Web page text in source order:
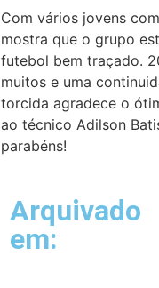
Com vários jovens
mostra que o grupo
futebol bem traçado.
muitos e uma
torcida agradece o
ao técnico Adilson
parabéns!
Arquivado
em: